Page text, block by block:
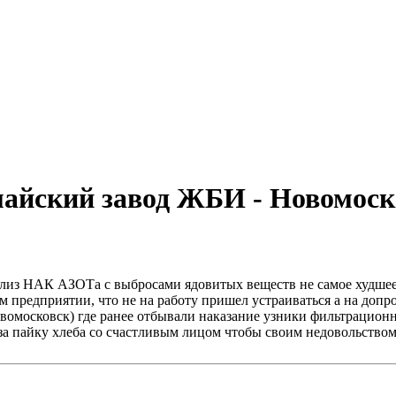
завод ЖБИ -
НАК АЗОТа с выбросами ядовитых веществ не самое
предприятии, что не на работу пришел устраиваться а на
где ранее отбывали наказание узники
пайку хлеба со счастливым лицом чтобы своим